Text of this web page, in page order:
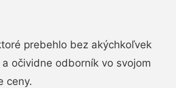
prebehlo bez akýchkoľvek
očividne odborník vo svojom
ceny.